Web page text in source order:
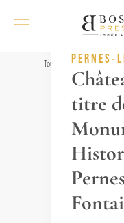
Tous les biensPERNES-
titre